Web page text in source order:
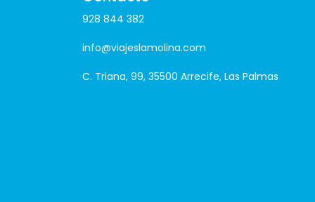
928 844 382
info@viajeslamolina.com
C. Triana, 99, 35500 Arrecife, Las Palmas